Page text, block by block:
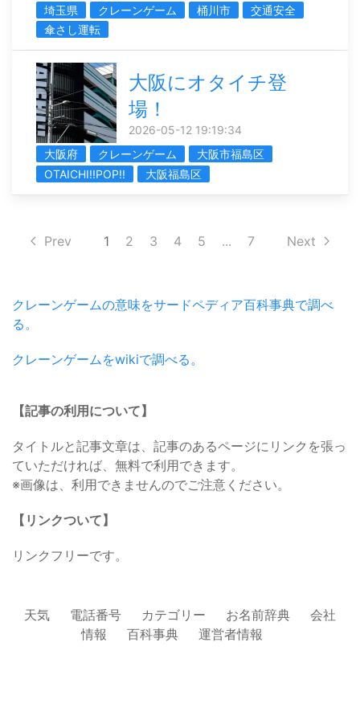
埼玉県 クレーンゲーム 桶川市
交通安全
傘さし運転
大阪にオタイチ登
場！
2026-05-12 19:19:34
大阪府
クレーンゲーム
大阪市福島区
OTAICHI!!POP!!
大阪福島区
Prev 1 2 3 4 5 ... 7 Next
クレーンゲームの意味をサードペディア百科事典で調べ
る。
クレーンゲームをwikiで調べる。
【記事の利用について】
タイトルと記事文章は、記事のあるページにリンクを張っ
ていただければ、無料で利用できます。
※画像は、利用できませんのでご注意ください。
【リンクついて】
リンクフリーです。
天気 電話番号 カテゴリー お名前辞典
会社
情報
百科事典 運営者情報